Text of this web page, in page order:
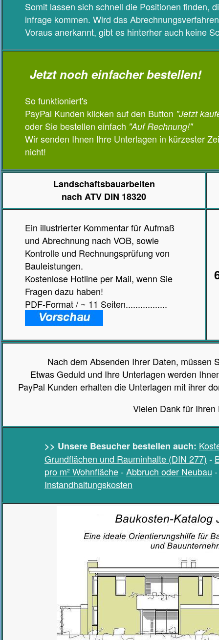
Somit lassen sich schnell die Positionen finden,
infrage kommen. Wird das
Voraus anerkannt, gibt es hinterher auch keine
Jetzt noch einfacher bestellen!
So funktioniert's
PayPal Kunden klicken auf den Button "Jetzt
oder Sie bestellen einfach "Auf Rechnung!"
Wir senden Ihnen Ihre Unterlagen in kürzester
nicht!
Landschaftsbauarbeiten
nach ATV DIN 18320
Ein illustrierter Kommentar für Aufmaß
und Abrechnung nach VOB, sowie
Kontrolle und Rechnungsprüfung von
Bauleistungen.
Kostenlose Hotline per Mail, wenn Sie
Fragen dazu haben!
PDF-Format / ~ 11 Seiten.................
Nach dem Absenden Ihrer Daten, müssen
Etwas Geduld und Ihre Unterlagen werden
PayPal Kunden erhalten die Unterlagen mit ihrer
Vielen Dank für Ihren
>> Unsere Besucher bestellen auch:
Grundflächen und Rauminhalte (DIN 277) -
pro m² Wohnfläche- Abbruch oder Neubau
Instandhaltungskosten